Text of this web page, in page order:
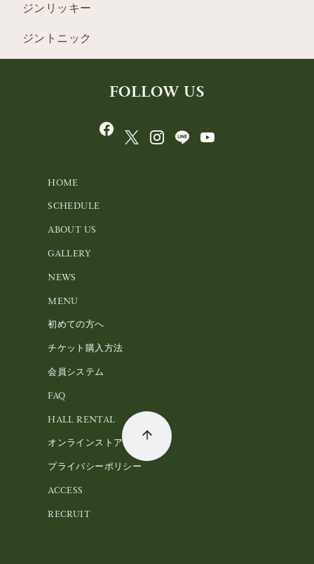
ジンリッキー
ジントニック
FOLLOW US
HOME
SCHEDULE
ABOUT US
GALLERY
NEWS
MENU
初めての方へ
チケット購入方法
会員システム
FAQ
HALL RENTAL
オンラインストア
プライバシーポリシー
ACCESS
RECRUIT